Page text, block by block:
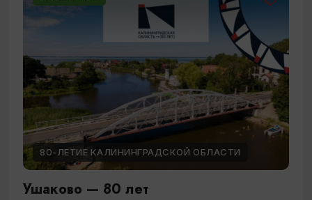
80-ЛЕТИЕ КАЛИНИНГРАДСКОЙ ОБЛАСТИ
Ушаково — 80 лет